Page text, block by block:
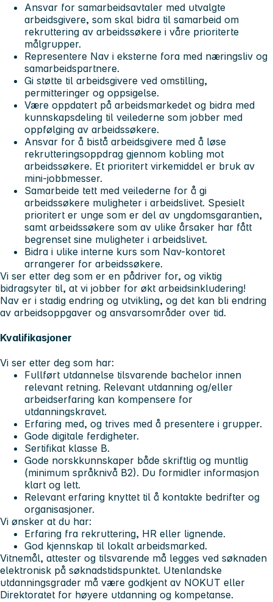
Ansvar for samarbeidsavtaler med utvalgte
arbeidsgivere, som skal bidra til samarbeid om
rekruttering av arbeidssøkere i våre prioriterte
målgrupper.
Representere Nav i eksterne fora med næringsliv og
samarbeidspartnere.
Gi støtte til arbeidsgivere ved omstilling,
permitteringer og oppsigelse.
Være oppdatert på arbeidsmarkedet og bidra med
kunnskapsdeling til veilederne som jobber med
oppfølging av arbeidssøkere.
Ansvar for å bistå arbeidsgivere med å løse
rekrutteringsoppdrag gjennom kobling mot
arbeidssøkere. Et prioritert virkemiddel er bruk av
mini-jobbmesser.
Samarbeide tett med veilederne for å gi
arbeidssøkere muligheter i arbeidslivet. Spesielt
prioritert er unge som er del av ungdomsgarantien,
samt arbeidssøkere som av ulike årsaker har fått
begrenset sine muligheter i arbeidslivet.
Bidra i ulike interne kurs som Nav-kontoret
arrangerer for arbeidssøkere.
Vi ser etter deg som er en pådriver for, og viktig
bidragsyter til, at vi jobber for økt arbeidsinkludering!
Nav er i stadig endring og utvikling, og det kan bli endring
av arbeidsoppgaver og ansvarsområder over tid.
Kvalifikasjoner
Vi ser etter deg som har:
Fullført utdannelse tilsvarende bachelor innen
relevant retning. Relevant utdanning og/eller
arbeidserfaring kan kompensere for
utdanningskravet.
Erfaring med, og trives med å presentere i grupper.
Gode digitale ferdigheter.
Sertifikat klasse B.
Gode norskkunnskaper både skriftlig og muntlig
(minimum språknivå B2). Du formidler informasjon
klart og lett.
Relevant erfaring knyttet til å kontakte bedrifter og
organisasjoner.
Vi ønsker at du har:
Erfaring fra rekruttering, HR eller lignende.
God kjennskap til lokalt arbeidsmarked.
Vitnemål, attester og tilsvarende må legges ved søknaden
elektronisk på søknadstidspunktet. Utenlandske
utdanningsgrader må være godkjent av NOKUT eller
Direktoratet for høyere utdanning og kompetanse.